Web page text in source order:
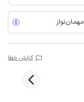
مهمان‌نواز
گزارش خطا